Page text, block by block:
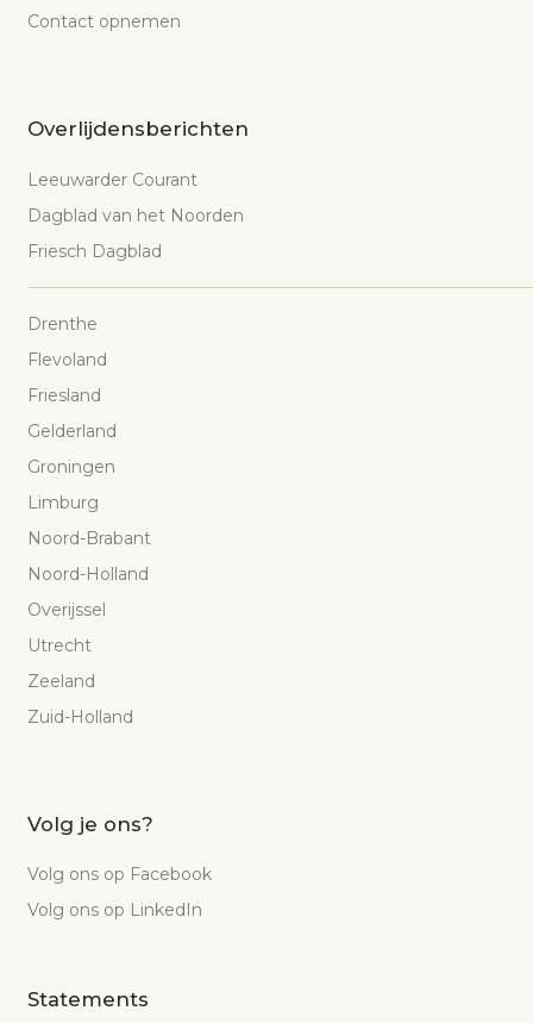
Contact opnemen
Overlijdensberichten
Leeuwarder Courant
Dagblad van het Noorden
Friesch Dagblad
Drenthe
Flevoland
Friesland
Gelderland
Groningen
Limburg
Noord-Brabant
Noord-Holland
Overijssel
Utrecht
Zeeland
Zuid-Holland
Volg je ons?
Volg ons op Facebook
Volg ons op LinkedIn
Statements